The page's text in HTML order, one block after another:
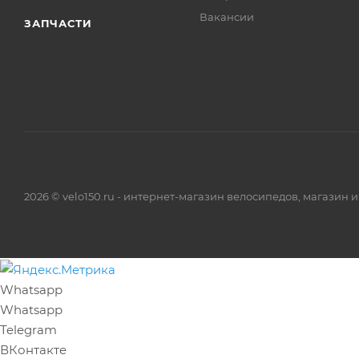
ЗАПЧАСТИ
Вакансии
2026 © velo150.ru - интернет-магазин велосипедов, магазин
Whatsapp
Whatsapp
Telegram
ВКонтакте